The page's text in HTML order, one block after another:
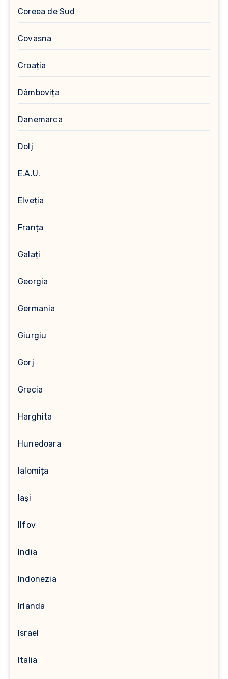
Coreea de Sud
Covasna
Croația
Dâmbovița
Danemarca
Dolj
E.A.U.
Elveția
Franța
Galați
Georgia
Germania
Giurgiu
Gorj
Grecia
Harghita
Hunedoara
Ialomița
Iași
Ilfov
India
Indonezia
Irlanda
Israel
Italia